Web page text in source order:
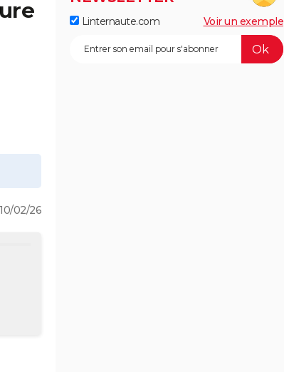
02/26
Linternaute.com Voir un exemple